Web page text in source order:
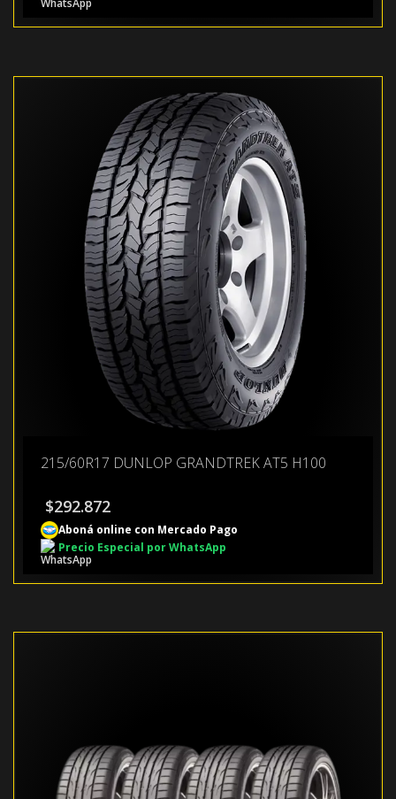
215/60R17 DUNLOP GRANDTREK AT5 H100
$292.872
Aboná online con Mercado Pago
Precio Especial por WhatsApp